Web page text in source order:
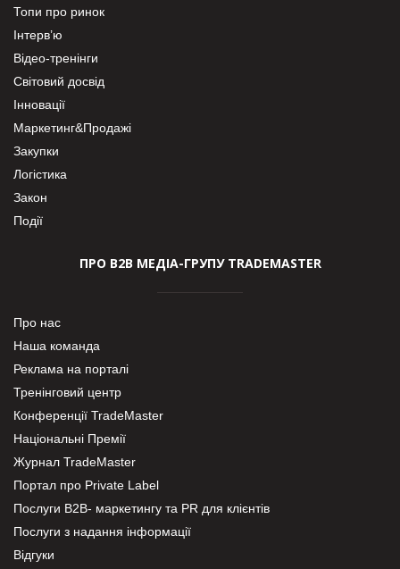
Топи про ринок
Інтерв’ю
Відео-тренінги
Світовий досвід
Інновації
Маркетинг&Продажі
Закупки
Логістика
Закон
Події
ПРО В2В МЕДІА-ГРУПУ TRADEMASTER
Про нас
Наша команда
Реклама на порталі
Тренінговий центр
Конференції TradeMaster
Національні Премії
Журнал TradeMaster
Портал про Private Label
Послуги В2В- маркетингу та PR для клієнтів
Послуги з надання інформації
Відгуки